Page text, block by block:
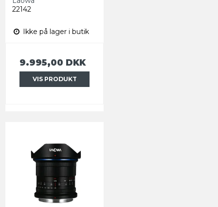
22142
Ikke på lager i butik
9.995,00 DKK
VIS PRODUKT